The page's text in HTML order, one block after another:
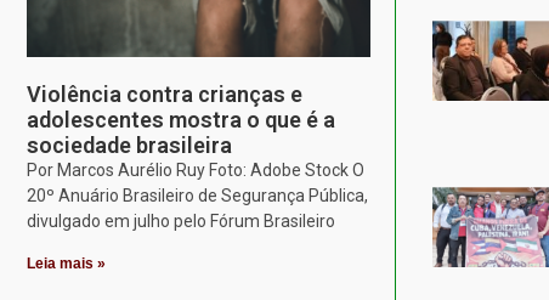
Violência contra crianças e
adolescentes mostra o que é a
sociedade brasileira
Por Marcos Aurélio Ruy Foto: Adobe Stock O
20º Anuário Brasileiro de Segurança Pública,
divulgado em julho pelo Fórum Brasileiro
Leia mais »